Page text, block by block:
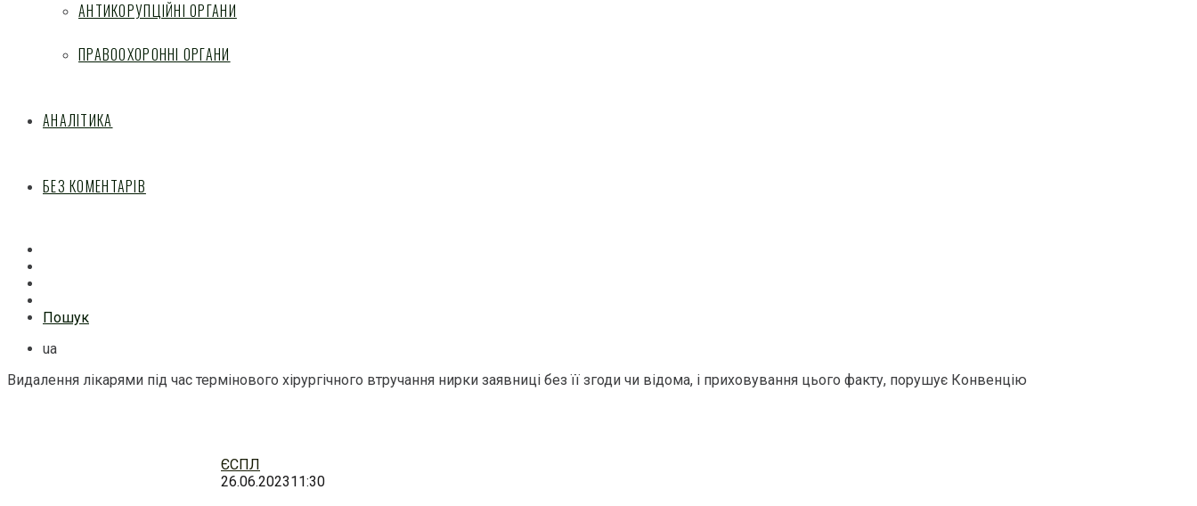
АНТИКОРУПЦІЙНІ ОРГАНИ
ПРАВООХОРОННІ ОРГАНИ
АНАЛІТИКА
БЕЗ КОМЕНТАРІВ
Пошук
ua
Видалення лікарями під час термінового хірургічного втручання нирки заявниці без її згоди чи відома, і приховування цього факту, порушує Конвенцію
ЄСПЛ
26.06.202311:30